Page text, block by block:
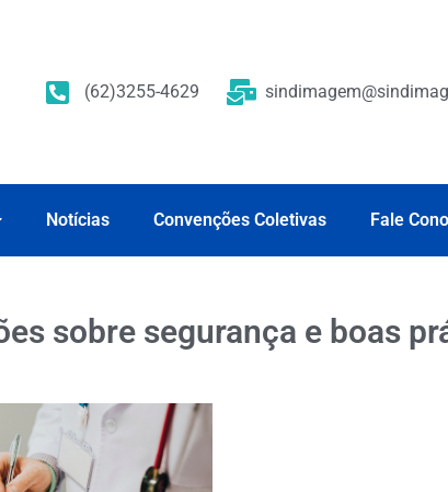
(62)3255-4629
Notícias Convenções Coletivas Fale
sobre segurança e boas